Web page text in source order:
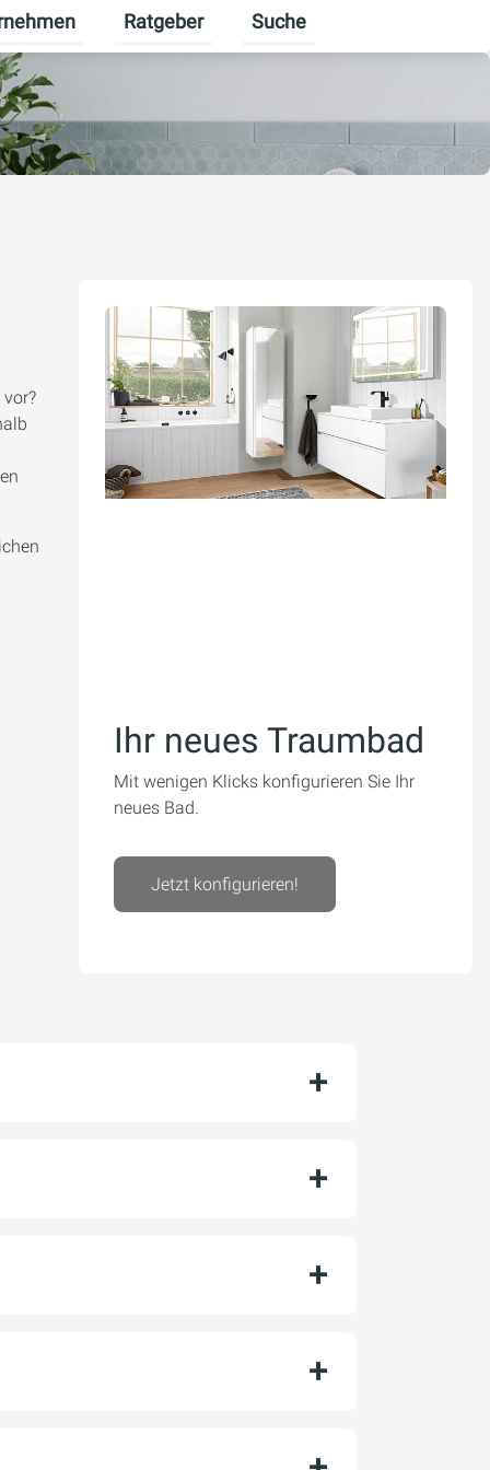
umschalten
für Karriere umschalten
Untermenü für Unternehmen umschalten
Ratgeber
Untermenü für Ratgeber
Suche
Ihr neues Traumbad
Mit wenigen Klicks konfigurieren Sie Ihr
neues Bad.
Jetzt konfigurieren!